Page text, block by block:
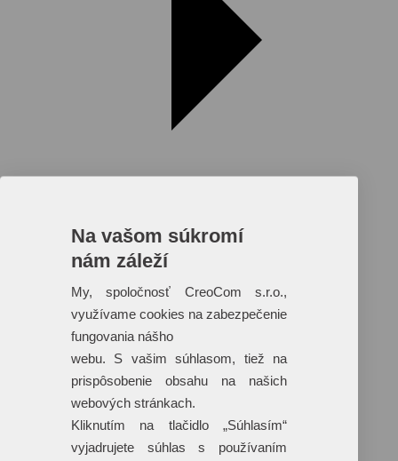
Reklamné predmety s plnofarebnou
potlačou
Dáždniky
Tašky
Hračky
Klobúky
Na vašom súkromí
nám záleží
My, spoločnosť CreoCom s.r.o.,
využívame cookies na zabezpečenie
fungovania nášho
webu. S vašim súhlasom, tiež na
prispôsobenie obsahu na našich
webových stránkach.
Kliknutím na tlačidlo „Súhlasím“
vyjadrujete súhlas s používaním